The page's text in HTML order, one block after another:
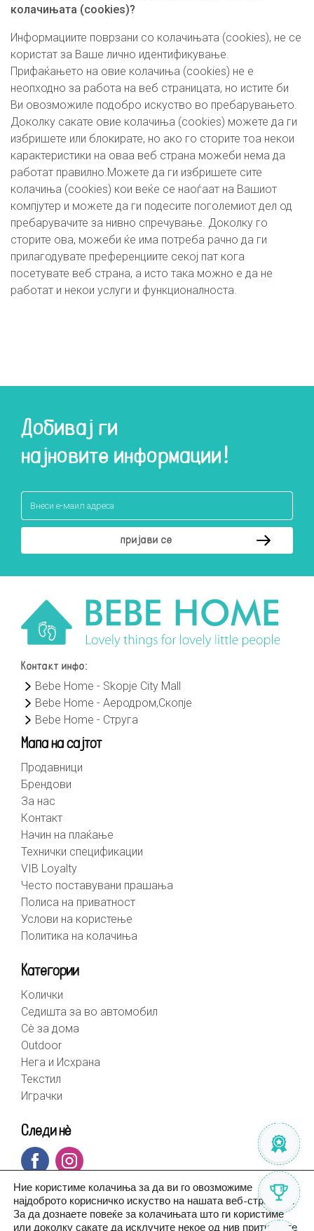
колачињата (cookies)?
Информациите поврзани со колачињата (cookies), не се
користат за Ваше лично идентификување.
Прифаќањето на овие колачиња (cookies) не е
неопходно за работа на веб страницата, но истите би
Ви овозможиле подобро искуство во пребарувањето.
Доколку сакате овие колачиња (cookies) можете да ги
избришете или блокирате, но ако го сторите тоа некои
карактеристики на оваа веб страна можеби нема да
работат правилно.Можете да ги избришете сите
колачиња (cookies) кои веќе се наоѓаат на Вашиот
компјутер и можете да ги подесите поголемиот дел од
пребарувачите за нивно спречување. Доколку го
сторите ова, можеби ќе има потреба рачно да ги
прилагодувате преференциите секој пат кога
посетувате веб страна, а исто така можно е да не
работат и некои услуги и функционалноста.
Добивај ги
најновите информации!
Контакт инфо:
Bebe Home - Skopje City Mall
Bebe Home - Аеродром,Скопје
Bebe Home - Струга
Мапа на сајтот
Продавници
Брендови
За нас
Контакт
Начин на плаќање
Технички спецификации
VIB Loyalty
Често поставувани прашања
Полиса на приватност
Услови на користење
Политика на колачиња
Категории
Колички
Седишта за во автомобил
Сè за дома
Outdoor
Нега и Исхрана
Текстил
Играчки
Следи нè
Ние користиме колачиња за да ви го овозможиме
најдоброто корисничко искуство на нашата веб-страница.
За да дознаете повеќе за колачињата што ги користиме
или доколку сакате да исклучите некое од нив притиснете